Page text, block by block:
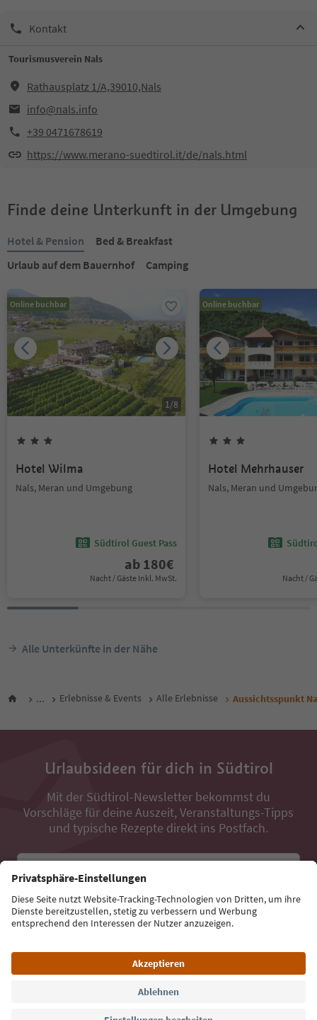
Kontakt
Tourismusverein Nals
Rathausplatz 1/A,39010,Nals
info@nals.info
+39 0471678619
https://www.merano-suedtirol.it/de/nals.html
Finde deine Unterkunft in der Umgebung
Hotel & Pension
Bed & Breakfast
Urlaub auf dem Bauernhof
Camping
Online buchbar
1/8
Hotel Wilma
Nals, Meran und Umgebung
Südtirol Guest Pass
ab 180€
Nacht / Gäste Inkl. MwSt.
Online buchbar
Hotel Mehrhauser
Nals, Meran und
Nacht /
Alle Unterkünfte in der Nähe
... Erlebnisse & Events Alle Erlebnisse Aussichtsspunkt
Urlaubsideen für dich in Südtirol
Mit der Südtirol-Newsletter bekommst du
Vorschläge für deine Auszeit, Veranstaltungs-Tipps
und typische Rezepte direkt ins Postfach.
Jetzt anmelden